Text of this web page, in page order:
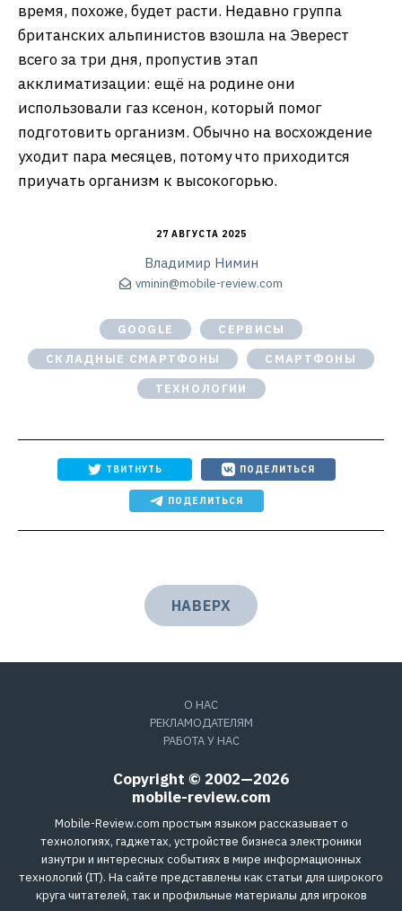
время, похоже, будет расти. Недавно группа
британских альпинистов взошла на Эверест
всего за три дня, пропустив этап
акклиматизации: ещё на родине они
использовали газ ксенон, который помог
подготовить организм. Обычно на восхождение
уходит пара месяцев, потому что приходится
приучать организм к высокогорью.
27 АВГУСТА 2025
Владимир Нимин
vminin@mobile-review.com
GOOGLE
СЕРВИСЫ
СКЛАДНЫЕ СМАРТФОНЫ
СМАРТФОНЫ
ТЕХНОЛОГИИ
ТВИТНУТЬ ПОДЕЛИТЬСЯ
ПОДЕЛИТЬСЯ
НАВЕРХ
О НАС
РЕКЛАМОДАТЕЛЯМ
РАБОТА У НАС
Copyright © 2002—2026
mobile-review.com
Mobile-Review.com простым языком рассказывает о
технологиях, гаджетах, устройстве бизнеса электроники
изнутри и интересных событиях в мире информационных
технологий (IT). На сайте представлены как статьи для широкого
круга читателей, так и профильные материалы для игроков